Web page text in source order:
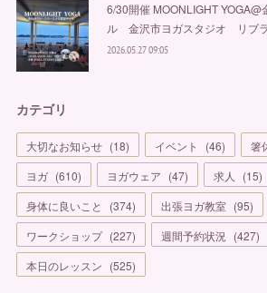
6/30開催 MOONLIGHT
ル 金沢市ヨガスタジオ リブラ
2026.05.27 09:05
カテゴリ
大切なお知らせ (18) イベント (46) 箸
ヨガ (610) ヨガウェア (47) 求人 (15)
身体に良いこと
(374) 出張ヨガ教室 (95)
ワークショップ (227) 週間予約状況 (427)
本日のレッスン (525)